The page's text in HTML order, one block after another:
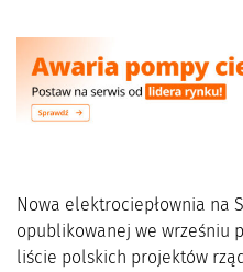
Nowa elektrociepłownia na
opublikowanej we wrześniu
liście polskich projektów